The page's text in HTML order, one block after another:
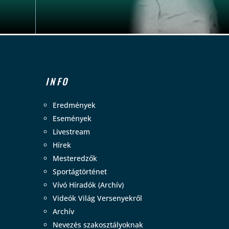
INFO
Eredmények
Események
Livestream
Hírek
Mesteredzők
Sportágtörténet
Vívó Híradók (Archív)
Videók Világ Versenyekről
Archív
Nevezés szakosztályoknak